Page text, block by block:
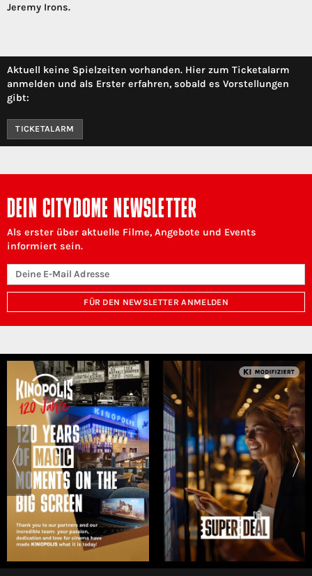
Jeremy Irons.
Aktuell keine Spielzeiten vorhanden. Hier zum Ticketalarm
anmelden und als Erster erfahren, sobald es Vorstellungen
gibt:
TICKETALARM
DEIN CITYDOME NEWSLETTER
Als erster über aktuelle Filme, Angebote und Events
informiert sein.
FÜR DEN NEWSLETTER ANMELDEN